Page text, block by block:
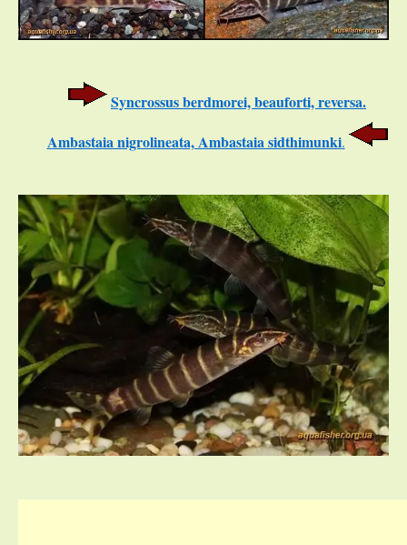
Syncrossus berdmorei, beauforti, reversa.
Ambastaia nigrolineata, Ambastaia sidthimunki.